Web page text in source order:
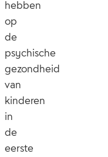
hebben
op
de
psychische
gezondheid
van
kinderen
in
de
eerste